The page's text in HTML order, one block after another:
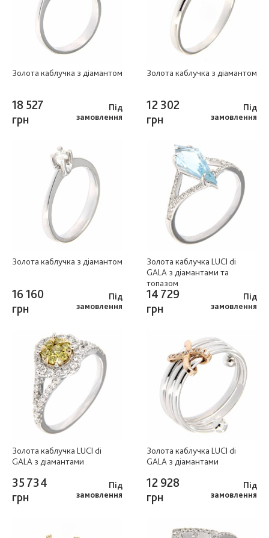
Золота каблучка з діамантом
18 527
грн
Під
замовлення
Золота каблучка з діамантом
12 302
грн
Під
замовлення
Золота каблучка з діамантом
16 160
грн
Під
замовлення
Золота каблучка LUCI di
GALA з діамантами та
топазом
14 729
грн
Під
замовлення
Золота каблучка LUCI di
GALA з діамантами
35 734
грн
Під
замовлення
Золота каблучка LUCI di
GALA з діамантами
12 928
грн
Під
замовлення